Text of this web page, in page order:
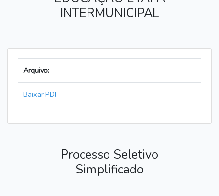
INTERMUNICIPAL
Arquivo:
Baixar PDF
Processo Seletivo
Simplificado